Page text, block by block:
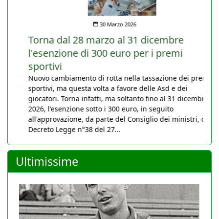
30 Marzo 2026
Torna dal 28 marzo al 31 dicembre
l'esenzione di 300 euro per i premi
sportivi
Nuovo cambiamento di rotta nella tassazione dei premi
sportivi, ma questa volta a favore delle Asd e dei
giocatori. Torna infatti, ma soltanto fino al 31 dicembre
2026, l'esenzione sotto i 300 euro, in seguito
all'approvazione, da parte del Consiglio dei ministri, del
Decreto Legge n°38 del 27...
Ultimissime